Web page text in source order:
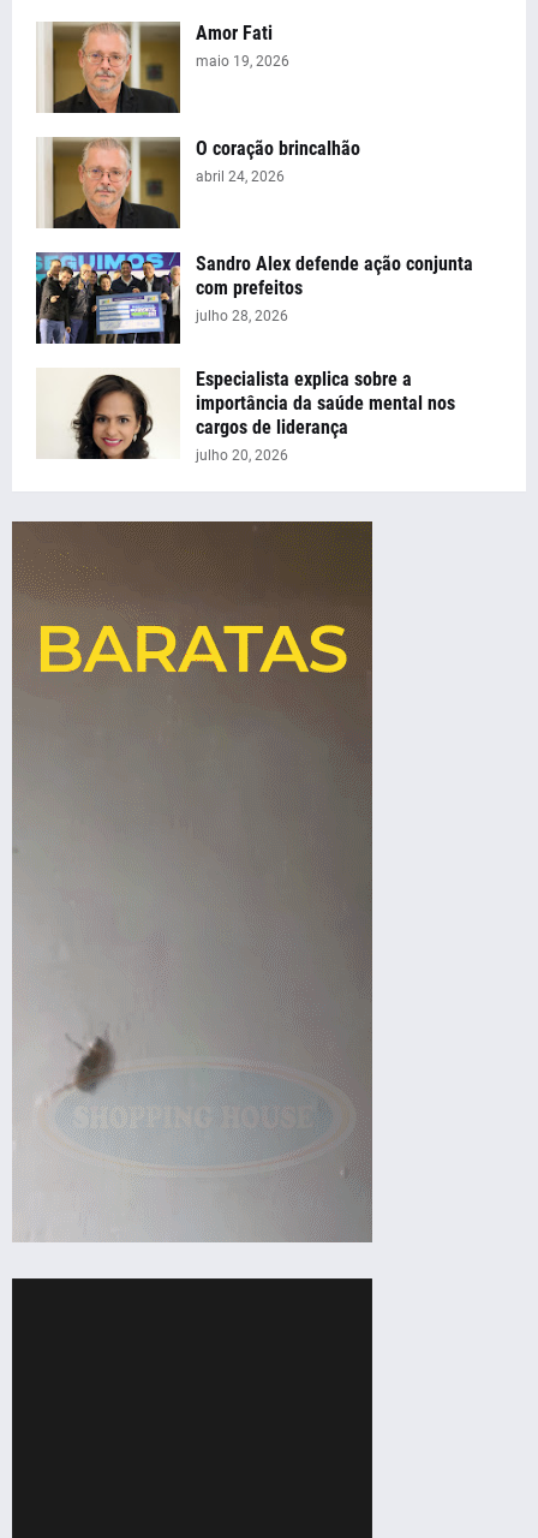
Amor Fati
maio 19, 2026
O coração brincalhão
abril 24, 2026
Sandro Alex defende ação conjunta
com prefeitos
julho 28, 2026
Especialista explica sobre a
importância da saúde mental nos
cargos de liderança
julho 20, 2026